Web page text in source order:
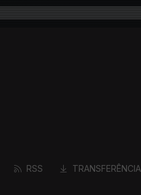
RSS TRANSFERÊNCIA